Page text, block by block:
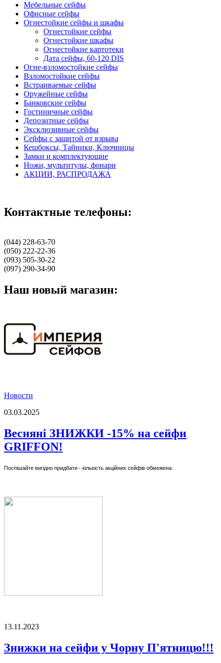
Мебельные сейфы
Офисные сейфы
Огнестойкие сейфы и шкафы
Огнестойкие сейфы
Огнестойкие шкафы
Огнестойкие картотеки
Дата сейфы, 60-120 DIS
Огне-взломостойкие сейфы
Взломостойкие сейфы
Встраиваемые сейфы
Оружейные сейфы
Банковские сейфы
Гостиничные сейфы
Депозитные сейфы
Эксклюзивные сейфы
Сейфы с защитой от взрыва
Кешбоксы, Тайники, Ключницы
Замки и комплектующие
Ножи, мультитулы, фонари
АКЦИИ, РАСПРОДАЖА
Контактные телефоны:
(044) 228-63-70
(050) 222-22-36
(093) 505-30-22
(097) 290-34-90
Наш новый магазин:
Новости
03.03.2025
Весняні ЗНИЖКИ -15% на сейфи
GRIFFON!
Поспішайте вигідно придбати - кількість акційних сейфів обмежена.
13.11.2023
Знижки на сейфи у Чорну П'ятницю!!!